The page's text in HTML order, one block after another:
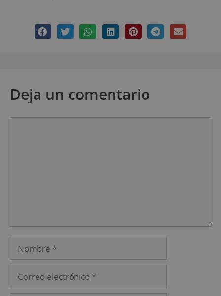
Deja un comentario